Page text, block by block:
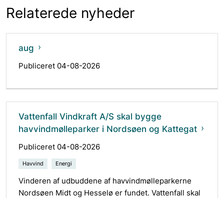
Relaterede nyheder
aug
Publiceret 04-08-2026
Vattenfall Vindkraft A/S skal bygge
havvindmølleparker i Nordsøen og Kattegat
Publiceret 04-08-2026
Havvind Energi
Vinderen af udbuddene af havvindmølleparkerne
Nordsøen Midt og Hesselø er fundet. Vattenfall skal